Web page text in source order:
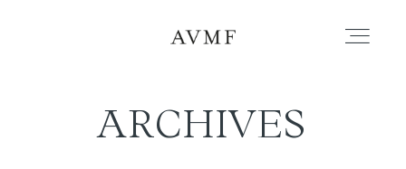
PORTAFOLIO
ARCHIVES